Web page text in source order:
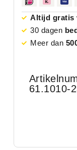
Altijd gratis
30 dagen
Meer dan
61.1010-